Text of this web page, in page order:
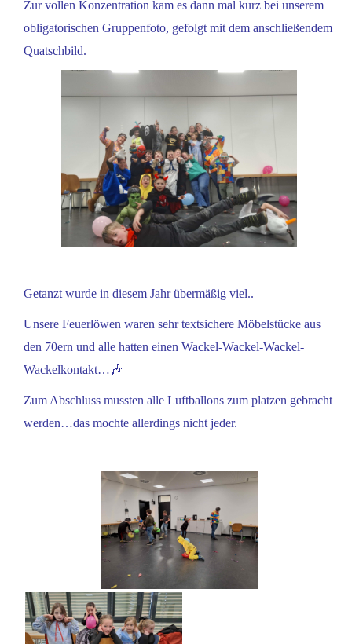
Zur vollen Konzentration kam es dann mal kurz bei unserem
obligatorischen Gruppenfoto, gefolgt mit dem anschließendem
Quatschbild.
Getanzt wurde in diesem Jahr übermäßig viel..
Unsere Feuerlöwen waren sehr textsichere Möbelstücke aus
den 70ern und alle hatten einen Wackel-Wackel-Wackel-
Wackelkontakt…🎶
Zum Abschluss mussten alle Luftballons zum platzen gebracht
werden…das mochte allerdings nicht jeder.